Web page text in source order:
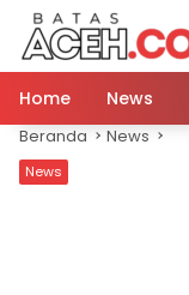
Langsung
konten
Home
News
Beranda News
News